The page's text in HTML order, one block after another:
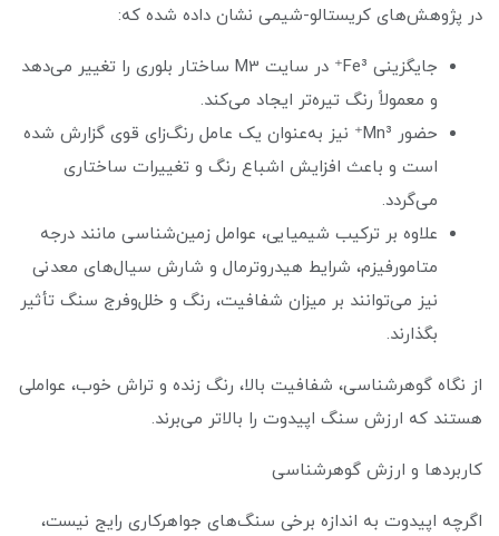
در پژوهش‌های کریستالو-شیمی نشان داده شده که:
جایگزینی Fe³⁺ در سایت M3 ساختار بلوری را تغییر می‌دهد
و معمولاً رنگ تیره‌تر ایجاد می‌کند.
حضور Mn³⁺ نیز به‌عنوان یک عامل رنگ‌زای قوی گزارش شده
است و باعث افزایش اشباع رنگ و تغییرات ساختاری
می‌گردد.
علاوه بر ترکیب شیمیایی، عوامل زمین‌شناسی مانند درجه
متامورفیزم، شرایط هیدروترمال و شارش سیال‌های معدنی
نیز می‌توانند بر میزان شفافیت، رنگ و خلل‌وفرج سنگ تأثیر
بگذارند.
از نگاه گوهرشناسی، شفافیت بالا، رنگ زنده و تراش خوب، عواملی
هستند که ارزش سنگ اپیدوت را بالاتر می‌برند.
کاربردها و ارزش گوهرشناسی
اگرچه اپیدوت به اندازه برخی سنگ‌های جواهرکاری رایج نیست،